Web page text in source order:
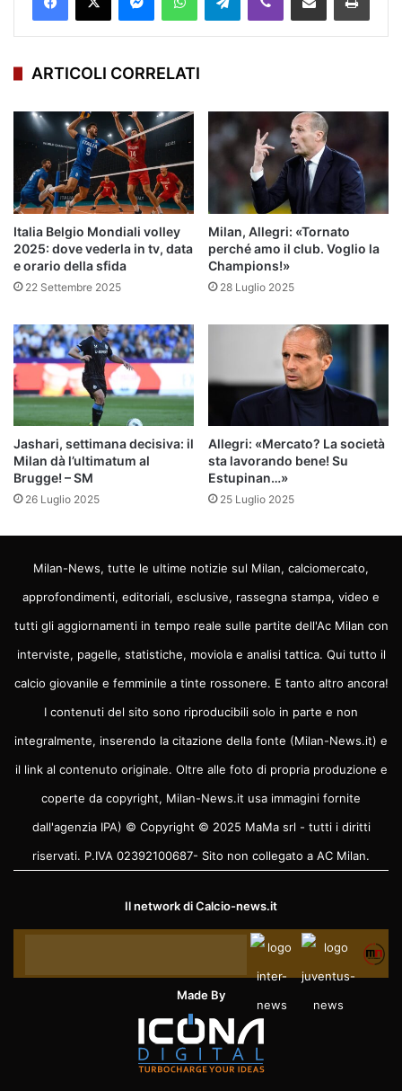
ARTICOLI CORRELATI
Italia Belgio Mondiali volley
2025: dove vederla in tv, data
e orario della sfida
22 Settembre 2025
Milan, Allegri: «Tornato
perché amo il club. Voglio la
Champions!»
28 Luglio 2025
Jashari, settimana decisiva: il
Milan dà l’ultimatum al
Brugge! – SM
26 Luglio 2025
Allegri: «Mercato? La società
sta lavorando bene! Su
Estupinan…»
25 Luglio 2025
Milan-News, tutte le ultime notizie sul Milan, calciomercato,
approfondimenti, editoriali, esclusive, rassegna stampa, video e
tutti gli aggiornamenti in tempo reale sulle partite dell'Ac Milan con
interviste, pagelle, statistiche, moviola e analisi tattica. Qui tutto il
calcio giovanile e femminile a tinte rossonere. E tanto altro ancora!
I contenuti del sito sono riproducibili solo in parte e non
integralmente, inserendo la citazione della fonte (Milan-News.it) e
il link al contenuto originale. Oltre alle foto di propria produzione e
coperte da copyright, Milan-News.it usa immagini fornite
dall'agenzia IPA) © Copyright © 2025 MaMa srl - tutti i diritti
riservati. P.IVA 02392100687- Sito non collegato a AC Milan.
Il network diCalcio-news.it
Made By